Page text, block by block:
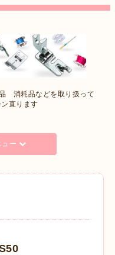
消耗品などを取り扱って
直ります
ュー